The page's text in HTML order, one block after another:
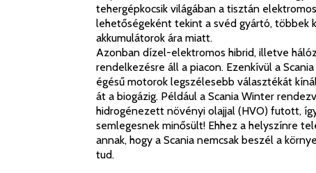
tehergépkocsik világában a tisztán
lehetőségeként tekint a svéd gyártó,
akkumulátorok ára miatt.
Azonban dízel-elektromos hibrid, illetve
rendelkezésre áll a piacon. Ezenkívül a
égésű motorok legszélesebb választékát
át a biogázig. Például a Scania Winter
hidrogénezett növényi olajjal (HVO) futott,
semlegesnek minősült! Ehhez a helyszínre
annak, hogy a Scania nemcsak beszél a
tud.